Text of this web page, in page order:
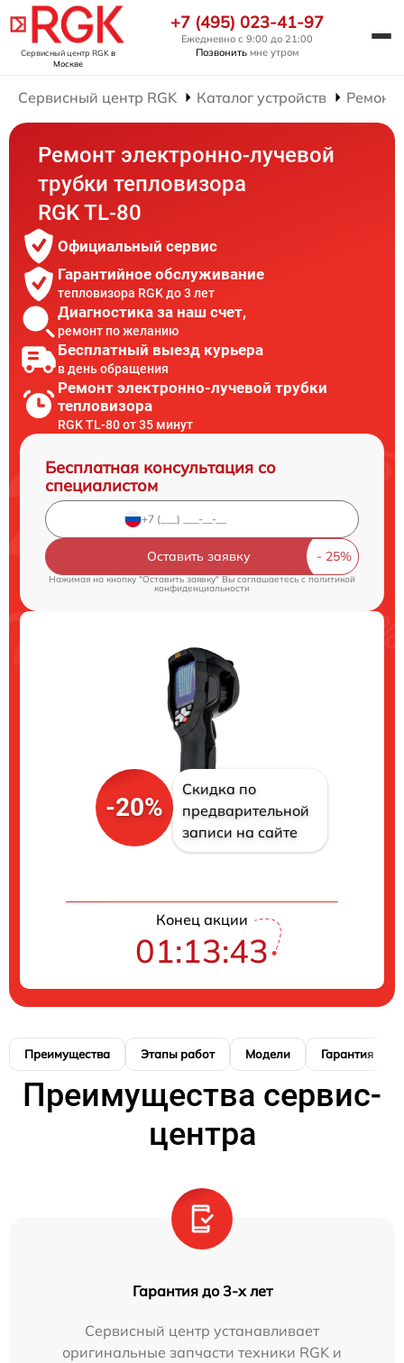
Сервисный центр RGKв
Москве
+7 (495) 023-41-97
Ежедневно с 9:00 до 21:00
Позвонить мне утром
Сервисный центр RGK Каталог устройств Ремонт
Ремонт электронно-лучевой
трубки тепловизора
RGK TL-80
Официальный сервис
Гарантийное обслуживание
тепловизора RGK до 3 лет
Диагностика за наш счет,
ремонт по желанию
Бесплатный выезд курьера
в день обращения
Ремонт электронно-лучевой трубки
тепловизора
RGK TL-80 от 35 минут
Бесплатная консультация со
специалистом
Оставить заявку
Нажимая на кнопку "Оставить заявку" Вы соглашаетесь cполитикой
конфиденциальности
-20%
Скидка по
предварительной
записи на сайте
Конец акции
01:13:42
Преимущества Этапы работ Модели Гарантия
Преимущества сервис-
центра
Гарантия до 3-х лет
Сервисный центр устанавливает
оригинальные запчасти техники RGK и